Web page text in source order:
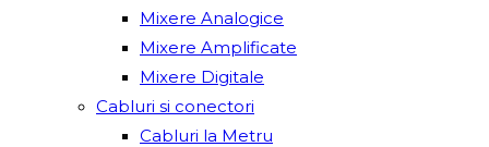
Mixere Analogice
Mixere Amplificate
Mixere Digitale
Cabluri si conectori
Cabluri la Metru